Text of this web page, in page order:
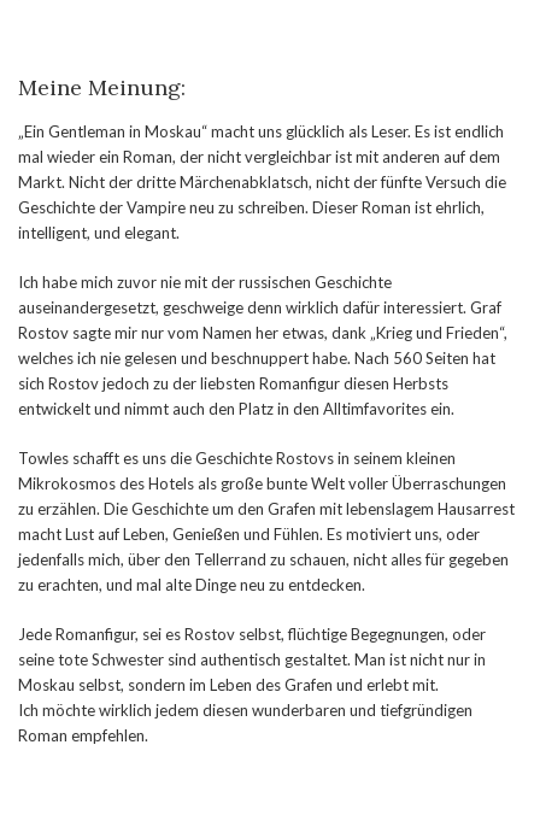
Meine Meinung:
„Ein Gentleman in Moskau“ macht uns glücklich als Leser. Es ist endlich
mal wieder ein Roman, der nicht vergleichbar ist mit anderen auf dem
Markt. Nicht der dritte Märchenabklatsch, nicht der fünfte Versuch die
Geschichte der Vampire neu zu schreiben. Dieser Roman ist ehrlich,
intelligent, und elegant.
Ich habe mich zuvor nie mit der russischen Geschichte
auseinandergesetzt, geschweige denn wirklich dafür interessiert. Graf
Rostov sagte mir nur vom Namen her etwas, dank „Krieg und Frieden“,
welches ich nie gelesen und beschnuppert habe. Nach 560 Seiten hat
sich Rostov jedoch zu der liebsten Romanfigur diesen Herbsts
entwickelt und nimmt auch den Platz in den Alltimfavorites ein.
Towles schafft es uns die Geschichte Rostovs in seinem kleinen
Mikrokosmos des Hotels als große bunte Welt voller Überraschungen
zu erzählen. Die Geschichte um den Grafen mit lebenslagem Hausarrest
macht Lust auf Leben, Genießen und Fühlen. Es motiviert uns, oder
jedenfalls mich, über den Tellerrand zu schauen, nicht alles für gegeben
zu erachten, und mal alte Dinge neu zu entdecken.
Jede Romanfigur, sei es Rostov selbst, flüchtige Begegnungen, oder
seine tote Schwester sind authentisch gestaltet. Man ist nicht nur in
Moskau selbst, sondern im Leben des Grafen und erlebt mit.
Ich möchte wirklich jedem diesen wunderbaren und tiefgründigen
Roman empfehlen.